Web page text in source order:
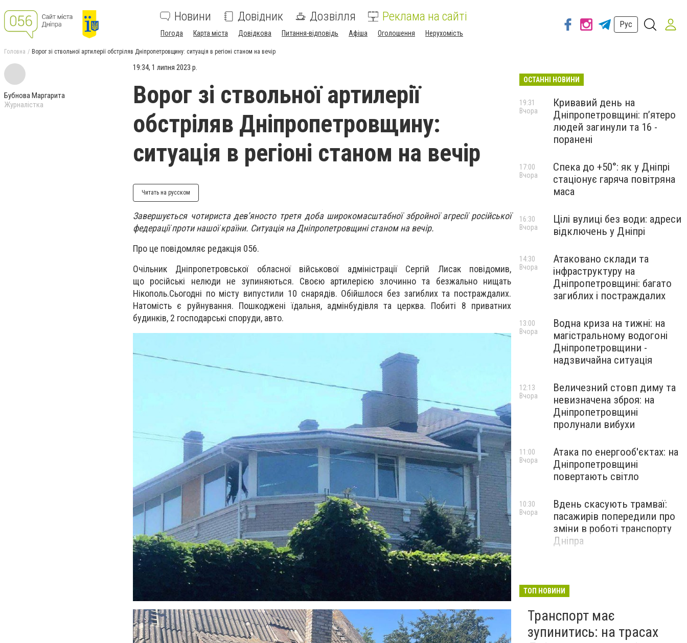
Новини Довідник Дозвілля Реклама на сайті
Погода Карта міста Довідкова Питання-відповідь Афіша Оголошення Нерухомість
Рус
Головна Ворог зі ствольної артилерії обстріляв Дніпропетровщину: ситуація в регіоні станом на вечір
Бубнова Маргарита
Журналістка
19:34, 1 липня 2023 р.
Ворог зі ствольної артилерії
обстріляв Дніпропетровщину:
ситуація в регіоні станом на вечір
Читать на русском
Завершується чотириста дев’яносто третя доба широкомасштабної збройної агресії російської
федерації проти нашої країни. Ситуація на Дніпропетровщині станом на вечір.
Про це повідомляє редакція 056.
Очільник Дніпропетровської обласної військової адміністрації Сергій Лисак повідомив,
що російські нелюди не зупиняються. Своєю артилерією злочинно та безжально нищать
Нікополь.Сьогодні по місту випустили 10 снарядів. Обійшлося без загиблих та постраждалих.
Натомість є руйнування. Пошкоджені їдальня, адмінбудівля та церква. Побиті 8 приватних
будинків, 2 господарські споруди, авто.
ОСТАННІ НОВИНИ
Кривавий день на
Дніпропетровщині: п’ятеро
людей загинули та 16 -
поранені
19:31
Вчора
Спека до +50°: як у Дніпрі
стаціонує гаряча повітряна
маса
17:00
Вчора
Цілі вулиці без води: адреси
відключень у Дніпрі
16:30
Вчора
Атаковано склади та
інфраструктуру на
Дніпропетровщині: багато
загиблих і постраждалих
14:30
Вчора
Водна криза на тижні: на
магістральному водогоні
Дніпропетровщини -
надзвичайна ситуація
13:00
Вчора
Величезний стовп диму та
невизначена зброя: на
Дніпропетровщині
пролунали вибухи
12:13
Вчора
Атака по енергооб'єктах: на
Дніпропетровщині
повертають світло
11:00
Вчора
Вдень скасують трамваї:
пасажирів попередили про
зміни в роботі транспорту
Дніпра
10:30
Вчора
ТОП НОВИНИ
Транспорт має
зупинитись: на трасах